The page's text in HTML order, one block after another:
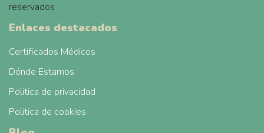
reservados
Enlaces destacados
Certificados Médicos
Dónde Estamos
Politica de privacidad
Politica de cookies